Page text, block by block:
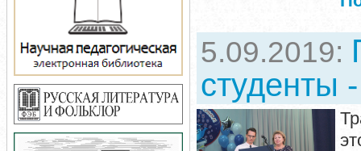
5.09.2019:
студенты